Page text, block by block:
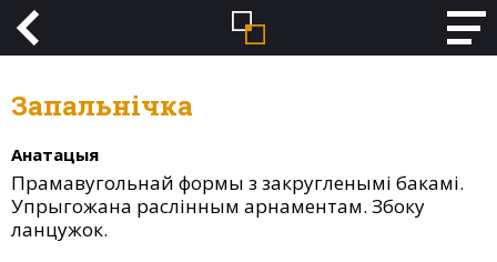
Запальнічка
Анатацыя
Прамавугольнай формы з закругленымі бакамі.
Упрыгожана раслінным арнаментам. Збоку
ланцужок.